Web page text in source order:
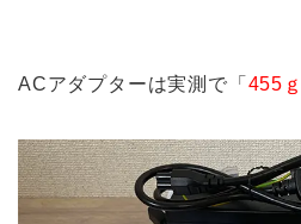
ACアダプターは実測で「 455ｇ